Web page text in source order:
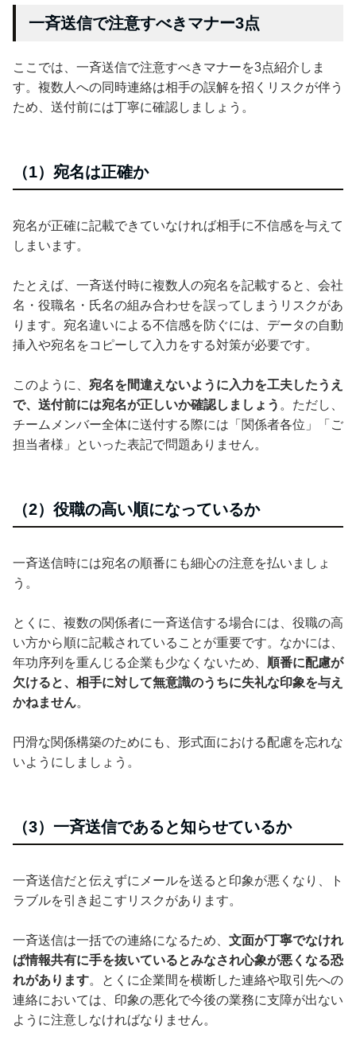
一斉送信で注意すべきマナー3点
ここでは、一斉送信で注意すべきマナーを3点紹介しま
す。複数人への同時連絡は相手の誤解を招くリスクが伴う
ため、送付前には丁寧に確認しましょう。
（1）宛名は正確か
宛名が正確に記載できていなければ相手に不信感を与えて
しまいます。
たとえば、一斉送付時に複数人の宛名を記載すると、会社
名・役職名・氏名の組み合わせを誤ってしまうリスクがあ
ります。宛名違いによる不信感を防ぐには、データの自動
挿入や宛名をコピーして入力をする対策が必要です。
このように、 宛名を間違えないように入力を工夫したうえ
で、送付前には宛名が正しいか確認しましょう 。ただし、
チームメンバー全体に送付する際には「関係者各位」「ご
担当者様」といった表記で問題ありません。
（2）役職の高い順になっているか
一斉送信時には宛名の順番にも細心の注意を払いましょ
う。
とくに、複数の関係者に一斉送信する場合には、役職の高
い方から順に記載されていることが重要です。なかには、
年功序列を重んじる企業も少なくないため、 順番に配慮が
欠けると、相手に対して無意識のうちに失礼な印象を与え
かねません。
円滑な関係構築のためにも、形式面における配慮を忘れな
いようにしましょう。
（3）一斉送信であると知らせているか
一斉送信だと伝えずにメールを送ると印象が悪くなり、ト
ラブルを引き起こすリスクがあります。
一斉送信は一括での連絡になるため、 文面が丁寧でなけれ
ば情報共有に手を抜いているとみなされ心象が悪くなる恐
れがあります。とくに企業間を横断した連絡や取引先への
連絡においては、印象の悪化で今後の業務に支障が出ない
ように注意しなければなりません。